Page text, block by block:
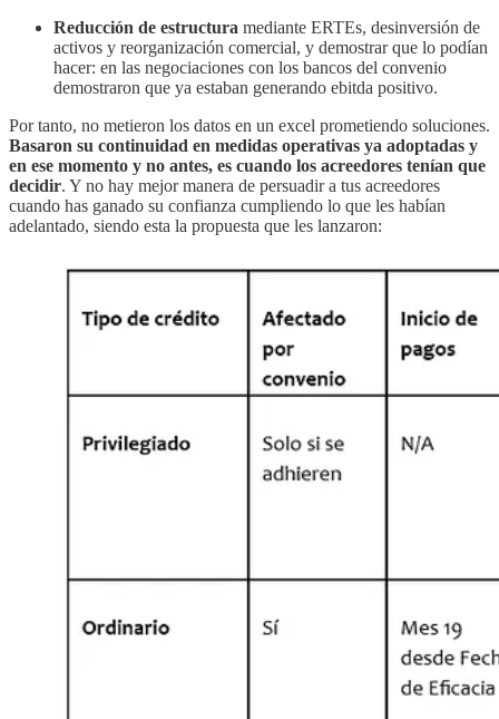
Reducción de estructura mediante ERTEs, desinversión de
activos y reorganización comercial, y demostrar que lo podían
hacer: en las negociaciones con los bancos del convenio
demostraron que ya estaban generando ebitda positivo.
Por tanto, no metieron los datos en un excel prometiendo soluciones.
Basaron su continuidad en medidas operativas ya adoptadas y
en ese momento y no antes, es cuando los acreedores tenían que
decidir. Y no hay mejor manera de persuadir a tus acreedores
cuando has ganado su confianza cumpliendo lo que les habían
adelantado, siendo esta la propuesta que les lanzaron: